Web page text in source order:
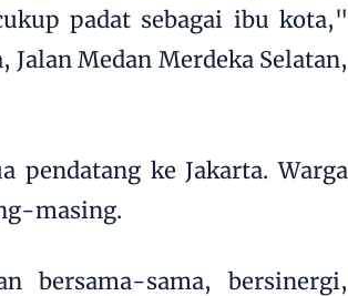
padat sebagai ibu kota,"
Medan Merdeka Selatan,
pendatang ke Jakarta. Warga
masing.
bersama-sama, bersinergi,